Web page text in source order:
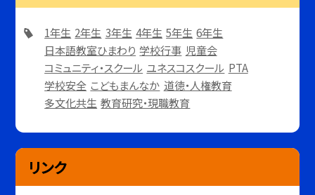
1年生 2年生 3年生 4年生 5年生 6年生
日本語教室ひまわり 学校行事 児童会
コミュニティ・スクール ユネスコスクール PTA
学校安全 こどもまんなか 道徳・人権教育
多文化共生 教育研究・現職教育
リンク